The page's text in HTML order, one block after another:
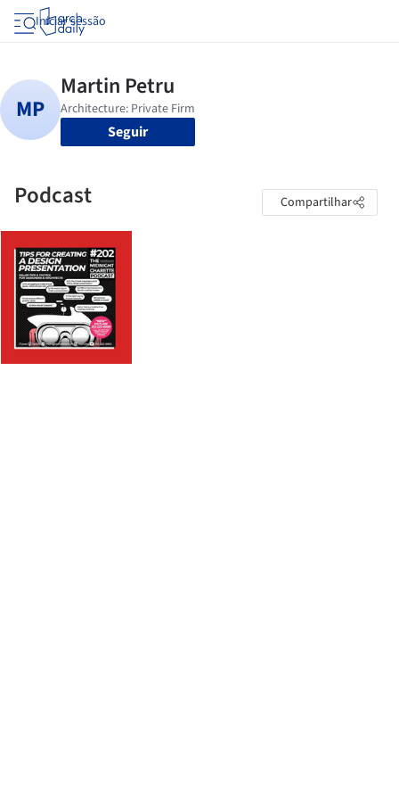
Iniciar sessão
Seguir
Podcast Compartilhar